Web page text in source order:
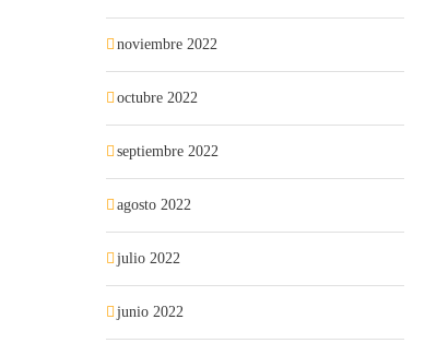
noviembre 2022
octubre 2022
septiembre 2022
agosto 2022
julio 2022
junio 2022